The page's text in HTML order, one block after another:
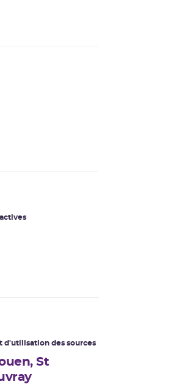
d'utilisation des sources
St